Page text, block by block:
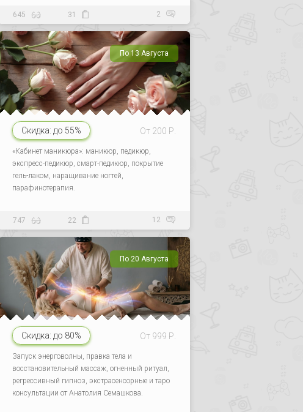
645 31 2
По 13 Августа
Скидка: до 55% От 200 Р.
«Кабинет маникюра»: маникюр, педикюр,
экспресс-педикюр, смарт-педикюр, покрытие
гель-лаком, наращивание ногтей,
парафинотерапия.
747 22 12
По 20 Августа
Скидка: до 80% От 999 Р.
Запуск энерговолны, правка тела и
восстановительный массаж, огненный ритуал,
регрессивный гипноз, экстрасенсорные и таро
консультации от Анатолия Семашкова.